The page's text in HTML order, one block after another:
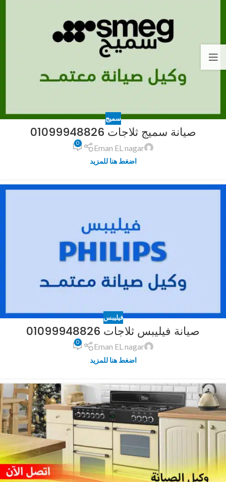
سميج
صيانة سميج ثلاجات 01099948826
Eman EL nagar
0
اضغط هنا للمزيد
فيليبس
صيانة فيليبس ثلاجات 01099948826
Eman EL nagar
0
اضغط هنا للمزيد